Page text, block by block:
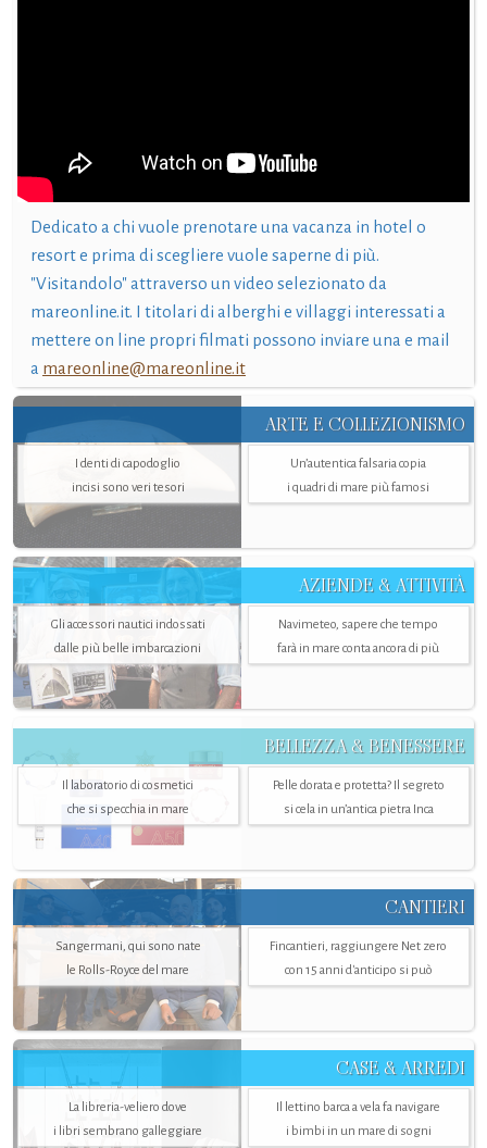
Dedicato a chi vuole prenotare una vacanza in hotel o
resort e prima di scegliere vuole saperne di più.
"Visitandolo" attraverso un video selezionato da
mareonline.it. I titolari di alberghi e villaggi interessati a
mettere on line propri filmati possono inviare una e mail
a mareonline@mareonline.it
ARTE E COLLEZIONISMO
I denti di capodoglio
incisi sono veri tesori
Un’autentica falsaria copia
i quadri di mare più famosi
AZIENDE & ATTIVITÀ
Gli accessori nautici indossati
dalle più belle imbarcazioni
Navimeteo, sapere che tempo
farà in mare conta ancora di più
BELLEZZA & BENESSERE
Il laboratorio di cosmetici
che si specchia in mare
Pelle dorata e protetta? Il segreto
si cela in un’antica pietra Inca
CANTIERI
Sangermani, qui sono nate
le Rolls-Royce del mare
Fincantieri, raggiungere Net zero
con 15 anni d'anticipo si può
CASE & ARREDI
La libreria-veliero dove
i libri sembrano galleggiare
Il lettino barca a vela fa navigare
i bimbi in un mare di sogni